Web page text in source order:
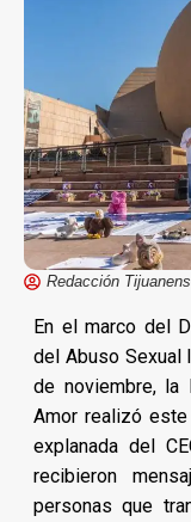
Redacción
En el marco del
del Abuso Sexual
de noviembre, la
Amor realizó
explanada del
recibieron
personas que